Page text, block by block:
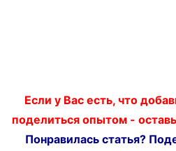
Если у Вас есть, что
поделиться опытом -
Понравилась статья?